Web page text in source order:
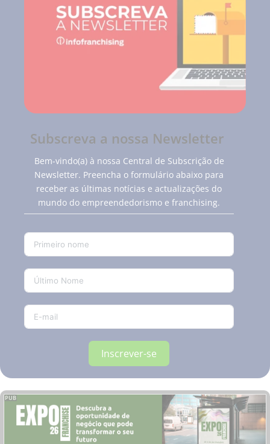
Subscreva a nossa Newsletter
Bem-vindo(a) à nossa Central de Subscrição de
Newsletter. Preencha o formulário abaixo para
receber as últimas notícias e actualizações do
mundo do empreendedorismo e franchising.
Inscrever-se
PUB